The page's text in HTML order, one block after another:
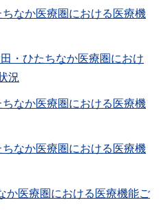
なか医療圏における医療機
・ひたちなか医療圏におけ
況
なか医療圏における医療機
なか医療圏における医療機
か医療圏における医療機能ご